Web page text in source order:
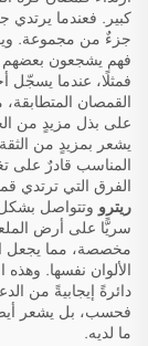
كبير. فعندما يرتدي
جزءٌ من مجموعة.
فهم يشجعون بعضهم
فمثلًا، عندما يسجّل
القمصان
على بذل مزيدٍ من
يشعر بمزيدٍ من
المناسب قادرٌ على
الفرق التي ترتدي
ريترو وتتواصل
سريًّا على أرض
مخصصة، مما يجعل
الألوان نفسها.
دائرةً إيجابيةً من
فحسب، بل يشعر
ما لديه.